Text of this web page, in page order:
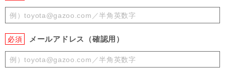
必須 メールアドレス（確認用）